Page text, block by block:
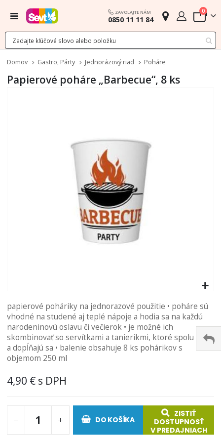
Menu ZAVOLAJTE NÁM
0850 11 11 84 Cart
0
Domov Gastro, Párty Jednorázový riad Poháre
Papierové poháre „Barbecue“, 8 ks
na
začiatok
galérie
obrázkov
papierové poháriky na jednorazové použitie • poháre sú
vhodné na studené aj teplé nápoje a hodia sa na každú
narodeninovú oslavu či večierok • je možné ich
skombinovať so servítkami a tanierikmi, ktoré spolu ladia
a dopĺňajú sa • balenie obsahuje 8 ks pohárikov s
objemom 250 ml
4,90 €
DO KOŠÍKA
ZISTIŤ
DOSTUPNOSŤ
V PREDAJNIACH